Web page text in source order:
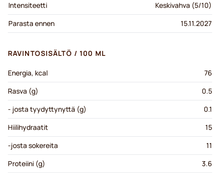
Intensiteetti
Keskivahva (5/10)
Parasta ennen
15.11.2027
RAVINTOSISÄLTÖ / 100 ML
Energia, kcal
76
Rasva (g)
0.5
- josta tyydyttynyttä (g)
0.1
Hiilihydraatit
15
-josta sokereita
11
Proteiini (g)
3.6